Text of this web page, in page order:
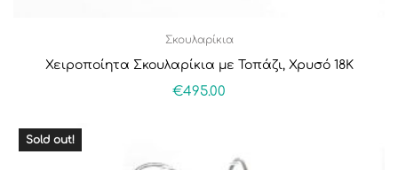
Σκουλαρίκια
Χειροποίητα Σκουλαρίκια με Τοπάζι, Χρυσό 18Κ
€495.00
Sold out!